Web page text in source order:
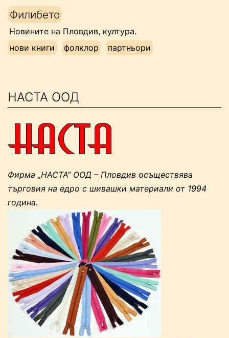
Напред
към
съдържанието
Филибето
Новините на Пловдив, култура.
нови книги
фолклор партньори
НАСТА ООД
Фирма „НАСТА“ ООД – Пловдив осъществява
търговия на едро с шивашки материали от 1994
година.